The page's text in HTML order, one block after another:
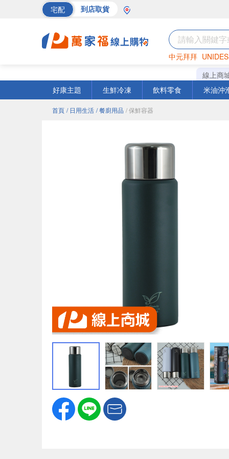
宅配 到店取貨
中元拜拜
罐頭 海苔
線上商
好康主題
生鮮冷凍 飲料零食 米油沖
首頁 / 日用生活 / 餐廚用品 / 保鮮容器